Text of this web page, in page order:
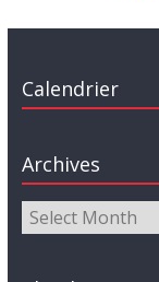
Calendrier
Archives